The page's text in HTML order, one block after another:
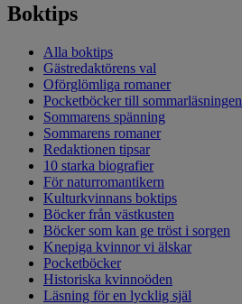
Boktips
Alla boktips
Gästredaktörens val
Oförglömliga romaner
Pocketböcker till sommarläsningen
Sommarens spänning
Sommarens romaner
Redaktionen tipsar
10 starka biografier
För naturromantikern
Kulturkvinnans boktips
Böcker från västkusten
Böcker som kan ge tröst i sorgen
Knepiga kvinnor vi älskar
Pocketböcker
Historiska kvinnoöden
Läsning för en lycklig själ